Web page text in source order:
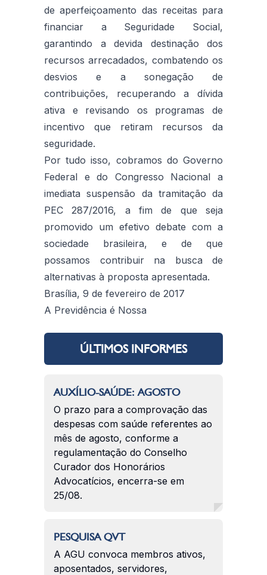
de aperfeiçoamento das receitas para
financiar a Seguridade Social,
garantindo a devida destinação dos
recursos arrecadados, combatendo os
desvios e a sonegação de
contribuições, recuperando a dívida
ativa e revisando os programas de
incentivo que retiram recursos da
seguridade.
Por tudo isso, cobramos do Governo
Federal e do Congresso Nacional a
imediata suspensão da tramitação da
PEC 287/2016, a fim de que seja
promovido um efetivo debate com a
sociedade brasileira, e de que
possamos contribuir na busca de
alternativas à proposta apresentada.
Brasília, 9 de fevereiro de 2017
A Previdência é Nossa
ÚLTIMOS INFORMES
AUXÍLIO-SAÚDE: AGOSTO
O prazo para a comprovação das
despesas com saúde referentes ao
mês de agosto, conforme a
regulamentação do Conselho
Curador dos Honorários
Advocatícios, encerra-se em
25/08.
PESQUISA QVT
A AGU convoca membros ativos,
aposentados, servidores,